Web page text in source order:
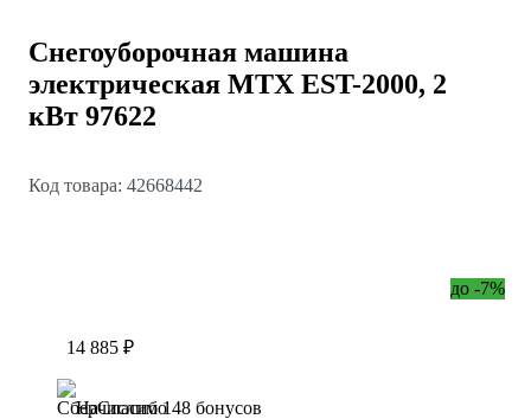
Снегоуборочная машина
электрическая MTX EST-2000, 2
кВт 97622
Код товара: 42668442
до -7%
14 885 ₽
Начислим 148 бонусов